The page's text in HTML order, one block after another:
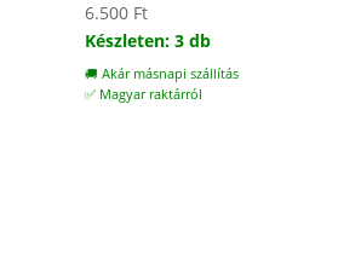
6.500 Ft
Készleten: 3 db
🚚 Akár másnapi szállítás
✅ Magyar raktárról